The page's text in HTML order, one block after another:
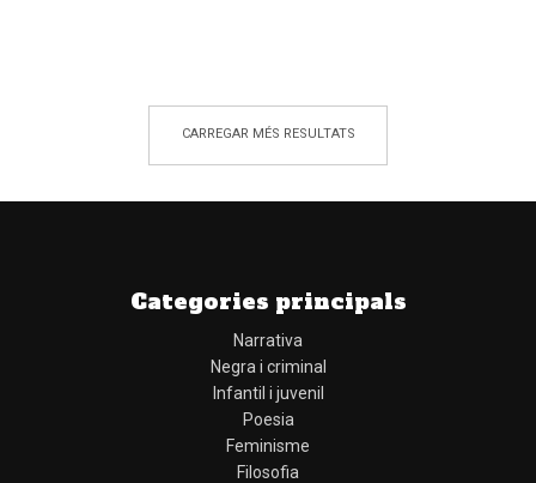
CARREGAR MÉS RESULTATS
Categories principals
Narrativa
Negra i criminal
Infantil i juvenil
Poesia
Feminisme
Filosofia